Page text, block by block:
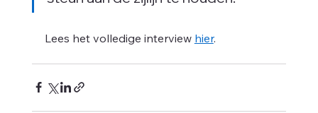
Lees het volledige interview hier.